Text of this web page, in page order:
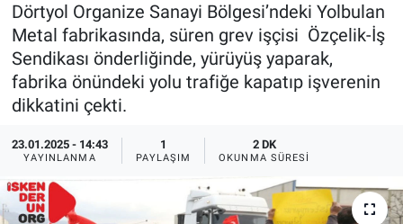
Dörtyol Organize Sanayi Bölgesi’ndeki Yolbulan
Metal fabrikasında, süren grev işçisi Özçelik-İş
Sendikası önderliğinde, yürüyüş yaparak,
fabrika önündeki yolu trafiğe kapatıp işverenin
dikkatini çekti.
23.01.2025 - 14:43
YAYINLANMA
1
PAYLAŞIM
2 DK
OKUNMA SÜRESI